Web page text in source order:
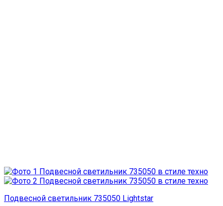
Подвесной светильник 735050 Lightstar